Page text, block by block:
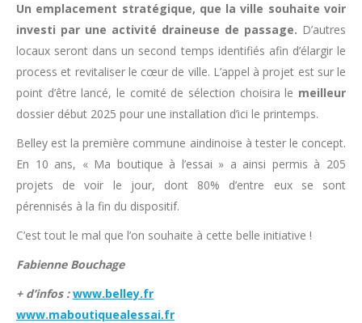
Un emplacement stratégique, que la ville souhaite voir
investi par une activité draineuse de passage. D’autres
locaux seront dans un second temps identifiés afin d’élargir le
process et revitaliser le cœur de ville. L’appel à projet est sur le
point d’être lancé, le comité de sélection choisira le meilleur
dossier début 2025 pour une installation d’ici le printemps.
Belley est la première commune aindinoise à tester le concept.
En 10 ans, « Ma boutique à l’essai » a ainsi permis à 205
projets de voir le jour, dont 80% d’entre eux se sont
pérennisés à la fin du dispositif.
C’est tout le mal que l’on souhaite à cette belle initiative !
Fabienne Bouchage
+ d’infos : www.belley.fr
www.maboutiquealessai.fr